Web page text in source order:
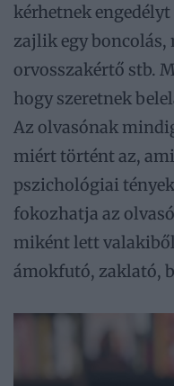
kérhetnek
zajlik egy boncolás,
orvosszakértő stb.
hogy szeretnek
Az olvasónak
miért történt az,
pszichológiai
fokozhatja az
miként lett
ámokfutó, zaklató,